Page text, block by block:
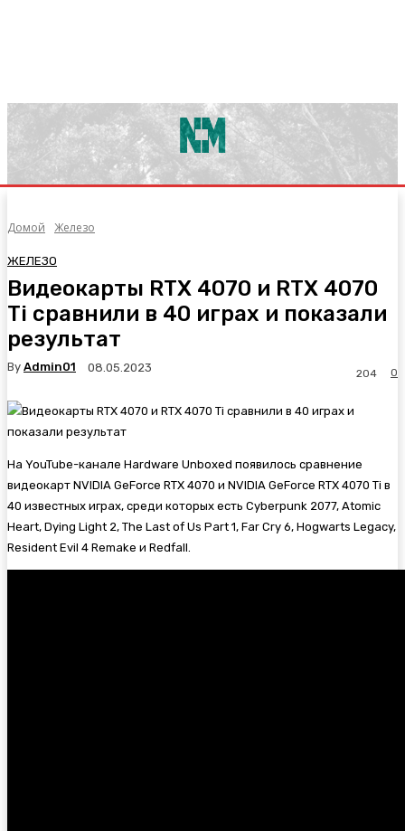
Домой Железо
ЖЕЛЕЗО
Видеокарты RTX 4070 и RTX 4070
Ti сравнили в 40 играх и показали
результат
By Admin01 08.05.2023 0
204
На YouTube-канале Hardware Unboxed появилось сравнение
видеокарт NVIDIA GeForce RTX 4070 и NVIDIA GeForce RTX 4070 Ti в
40 известных играх, среди которых есть Cyberpunk 2077, Atomic
Heart, Dying Light 2, The Last of Us Part 1, Far Cry 6, Hogwarts Legacy,
Resident Evil 4 Remake и Redfall.